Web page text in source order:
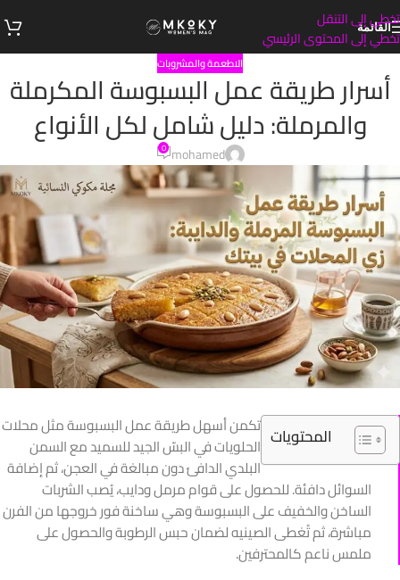
تخطي إلى التنقل
تخطي إلى المحتوى الرئيسي
القائمة
الاطعمة والمشروبات
أسرار طريقة عمل البسبوسة المكرملة
والمرملة: دليل شامل لكل الأنواع
mohamed
0
المحتويات تكمن أسهل طريقة عمل البسبوسة مثل محلات
الحلويات في البسّ الجيد للسميد مع السمن
البلدي الدافئ دون مبالغة في العجن، ثم إضافة
السوائل دافئة. للحصول على قوام مرمل ودايب، يُصب الشربات
الساخن والخفيف على البسبوسة وهي ساخنة فور خروجها من الفرن
مباشرة، ثم تُغطى الصينيه لضمان حبس الرطوبة والحصول على
ملمس ناعم كالمحترفين.